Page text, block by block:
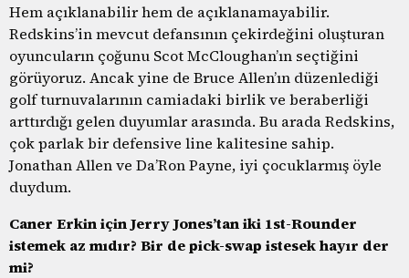
Hem açıklanabilir hem de açıklanamayabilir.
Redskins’in mevcut defansının çekirdeğini oluşturan
oyuncuların çoğunu Scot McCloughan’ın seçtiğini
görüyoruz. Ancak yine de Bruce Allen’ın düzenlediği
golf turnuvalarının camiadaki birlik ve beraberliği
arttırdığı gelen duyumlar arasında. Bu arada Redskins,
çok parlak bir defensive line kalitesine sahip.
Jonathan Allen ve Da’Ron Payne, iyi çocuklarmış öyle
duydum.
Caner Erkin için Jerry Jones’tan iki 1st-Rounder
istemek az mıdır? Bir de pick-swap istesek hayır der
mi?